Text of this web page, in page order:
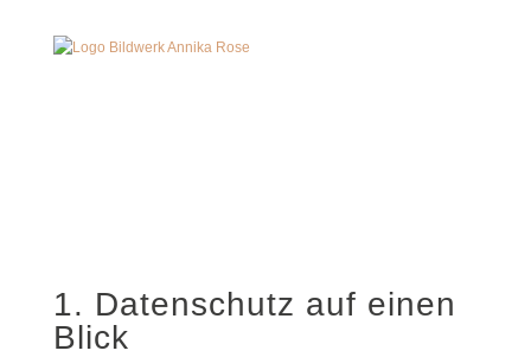
1. Datenschutz auf einen
Blick